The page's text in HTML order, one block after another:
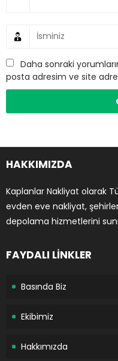
Daha sonraki
posta adresim ve site
HAKKIMIZDA
Kaplanlar Nakliyat olarak
evden eve nakliyat,
depolama hizmetlerini
FAYDALI LİNKLER
Basında Biz
Ekibimiz
Hakkımızda